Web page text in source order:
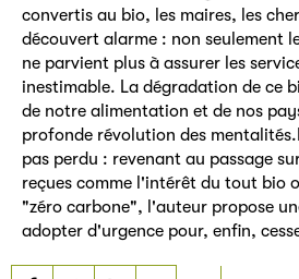
convertis au bio, les maires, les
découvert alarme : non seulement
ne parvient plus à assurer les
inestimable. La dégradation de ce
de notre alimentation et de nos
profonde révolution des
pas perdu : revenant au passage
reçues comme l'intérêt du tout bio
"zéro carbone", l'auteur propose
adopter d'urgence pour, enfin,